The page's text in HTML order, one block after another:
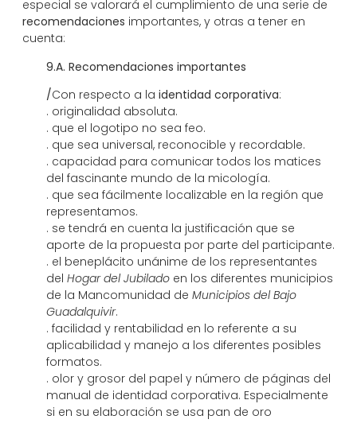
especial se valorará el cumplimiento de una serie de
recomendaciones importantes, y otras a tener en
cuenta:
9.A. Recomendaciones importantes
/Con respecto a la identidad corporativa:
. originalidad absoluta.
. que el logotipo no sea feo.
. que sea universal, reconocible y recordable.
. capacidad para comunicar todos los matices
del fascinante mundo de la micología.
. que sea fácilmente localizable en la región que
representamos.
. se tendrá en cuenta la justificación que se
aporte de la propuesta por parte del participante.
. el beneplácito unánime de los representantes
del Hogar del Jubiladoen los diferentes municipios
de la Mancomunidad de Municipios del Bajo
Guadalquivir.
. facilidad y rentabilidad en lo referente a su
aplicabilidad y manejo a los diferentes posibles
formatos.
. olor y grosor del papel y número de páginas del
manual de identidad corporativa. Especialmente
si en su elaboración se usa pan de oro